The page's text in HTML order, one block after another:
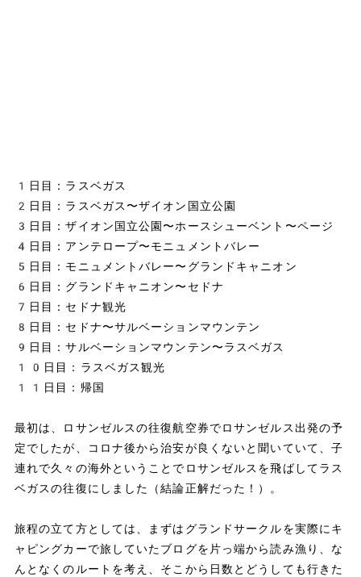
1日目：ラスベガス
2日目：ラスベガス〜ザイオン国立公園
3日目：ザイオン国立公園〜ホースシューベント〜ページ
4日目：アンテロープ〜モニュメントバレー
5日目：モニュメントバレー〜グランドキャニオン
6日目：グランドキャニオン〜セドナ
7日目：セドナ観光
8日目：セドナ〜サルベーションマウンテン
9日目：サルベーションマウンテン〜ラスベガス
10日目：ラスベガス観光
11日目：帰国
最初は、ロサンゼルスの往復航空券でロサンゼルス出発の予
定でしたが、コロナ後から治安が良くないと聞いていて、子
連れで久々の海外ということでロサンゼルスを飛ばしてラス
ベガスの往復にしました（結論正解だった！）。
旅程の立て方としては、まずはグランドサークルを実際にキ
ャピングカーで旅していたブログを片っ端から読み漁り、な
んとなくのルートを考え、そこから日数とどうしても行きた